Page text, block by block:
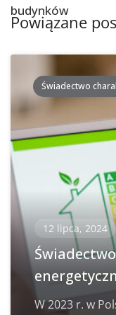
budynków
Powiązane
Świadectwo
12 lipca, 2024
W 2023 r. w